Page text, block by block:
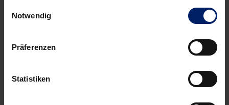
Notwendig
Präferenzen
Statistiken
Doppelpack
Königsklasse